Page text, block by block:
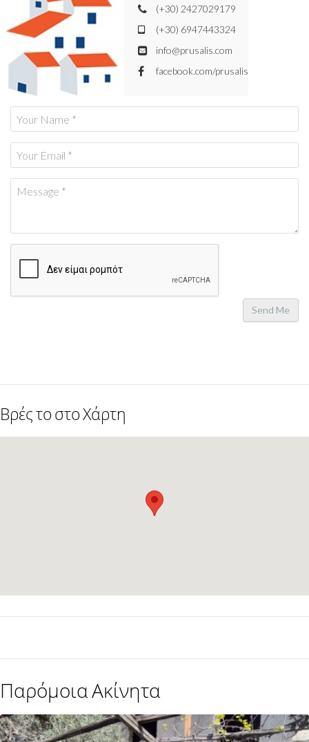
(+30) 2427029179
(+30) 6947443324
info@prusalis.com
facebook.com/prusalis
Send Me
Βρές το στο Χάρτη
Παρόμοια Ακίνητα